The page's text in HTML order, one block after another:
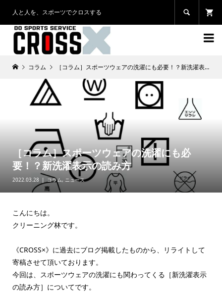
人と人を、スポーツでクロスする 

コラム ［コラム］スポーツウェアの洗濯にも必要！？新洗濯表示の読み方
［コラム］スポーツウェアの洗濯にも必
要！？新洗濯表示の読み方
2022.03.28 コラム, ニュース
こんにちは。
クリーニング林です。
《CROSS×》に過去にブログ掲載したものから、リライトして
寄稿させて頂いております。
今回は、スポーツウェアの洗濯にも関わってくる［新洗濯表示
の読み方］についてです。